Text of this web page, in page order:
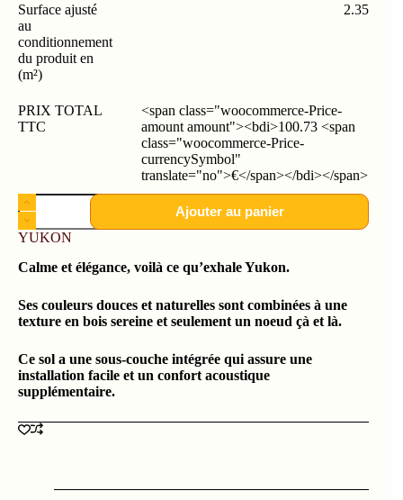
Surface ajusté
au
conditionnement
du produit en
(m²)
2.35
PRIX TOTAL
TTC
<span class="woocommerce-Price-
amount amount"><bdi>100.73 <span
class="woocommerce-Price-
currencySymbol"
translate="no">€</span></bdi></span>
Ajouter au panier
YUKON
Calme et élégance, voilà ce qu’exhale Yukon.
Ses couleurs douces et naturelles sont combinées à une
texture en bois sereine et seulement un noeud çà et là.
Ce sol a une sous-couche intégrée qui assure une
installation facile et un confort acoustique
supplémentaire.